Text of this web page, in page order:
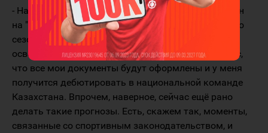
- На самом деле сейчас я полностью сфокусирован
на "Барысе" и на решении главной задачи клубного
сезона – попадании в плей-офф. Но вы неплохо
осведомлены(смеётся). Действительно, есть шанс,
что все мои документы будут оформлены и у меня
получится дебютировать в национальной команде
Казахстана. Впрочем, наверное, сейчас ещё рано
делать такие прогнозы. Есть, скажем так, моменты,
связанные со спортивным законодательством, и